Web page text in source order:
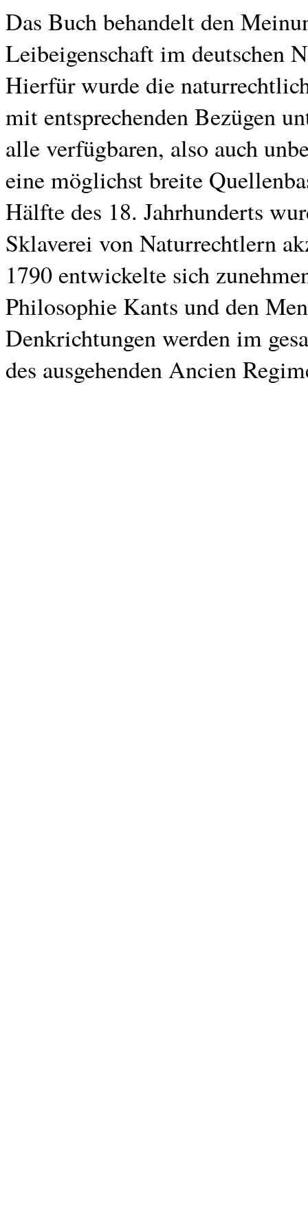
Das Buch behandelt den
Leibeigenschaft im deutschen
Hierfür wurde die
mit entsprechenden Bezügen
alle verfügbaren, also auch
eine möglichst breite
Hälfte des 18. Jahrhunderts
Sklaverei von Naturrechtlern
1790 entwickelte sich
Philosophie Kants und den
Denkrichtungen werden im
des ausgehenden Ancien